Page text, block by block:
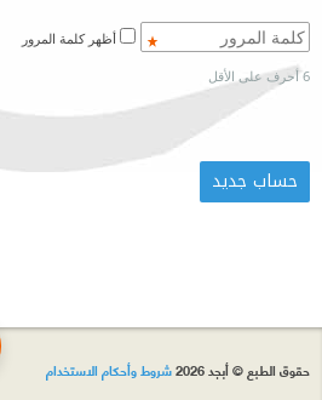
6 أحرف على الأقل
حقوق الطبع © أبجد 2026 شروط وأحكام الاستخدام